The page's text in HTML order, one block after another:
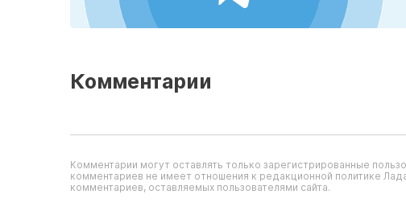
Комментарии
Комментарии могут оставлять только зарегистрированные
комментариев не имеет отношения к редакционной политике
комментариев, оставляемых пользователями сайта.